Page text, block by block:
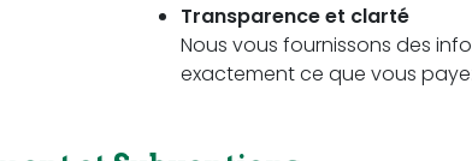
Transparence et clarté
Nous vous fournissons des
exactement ce que vous